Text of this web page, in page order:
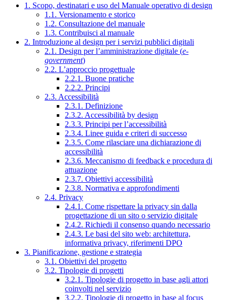
1. Scopo, destinatari e uso del Manuale operativo di design
1.1. Versionamento e storico
1.2. Consultazione del manuale
1.3. Contribuisci al manuale
2. Introduzione al design per i servizi pubblici digitali
2.1. Design per l’amministrazione digitale (e-
government)
2.2. L’approccio progettuale
2.2.1. Buone pratiche
2.2.2. Principi
2.3. Accessibilità
2.3.1. Definizione
2.3.2. Accessibilità by design
2.3.3. Principi per l’accessibilità
2.3.4. Linee guida e criteri di successo
2.3.5. Come rilasciare una dichiarazione di
accessibilità
2.3.6. Meccanismo di feedback e procedura di
attuazione
2.3.7. Obiettivi accessibilità
2.3.8. Normativa e approfondimenti
2.4. Privacy
2.4.1. Come rispettare la privacy sin dalla
progettazione di un sito o servizio digitale
2.4.2. Richiedi il consenso quando necessario
2.4.3. Le basi del sito web: architettura,
informativa privacy, riferimenti DPO
3. Pianificazione, gestione e strategia
3.1. Obiettivi del progetto
3.2. Tipologie di progetti
3.2.1. Tipologie di progetto in base agli attori
coinvolti nel servizio
3.2.2. Tipologie di progetto in base al focus